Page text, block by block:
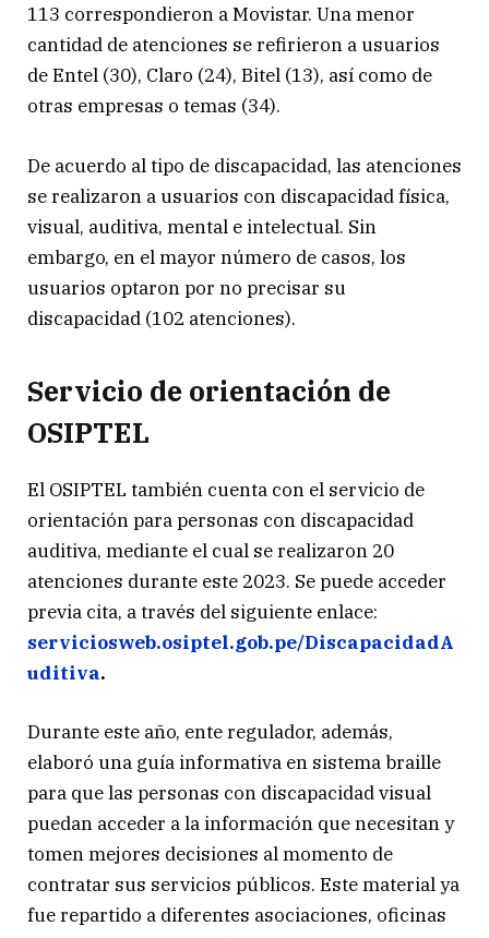
113 correspondieron a Movistar. Una menor
cantidad de atenciones se refirieron a usuarios
de Entel (30), Claro (24), Bitel (13), así como de
otras empresas o temas (34).
De acuerdo al tipo de discapacidad, las atenciones
se realizaron a usuarios con discapacidad física,
visual, auditiva, mental e intelectual. Sin
embargo, en el mayor número de casos, los
usuarios optaron por no precisar su
discapacidad (102 atenciones).
Servicio de orientación de
OSIPTEL
El OSIPTEL también cuenta con el servicio de
orientación para personas con discapacidad
auditiva, mediante el cual se realizaron 20
atenciones durante este 2023. Se puede acceder
previa cita, a través del siguiente enlace:
serviciosweb.osiptel.gob.pe/DiscapacidadA
uditiva.
Durante este año, ente regulador, además,
elaboró una guía informativa en sistema braille
para que las personas con discapacidad visual
puedan acceder a la información que necesitan y
tomen mejores decisiones al momento de
contratar sus servicios públicos. Este material ya
fue repartido a diferentes asociaciones, oficinas